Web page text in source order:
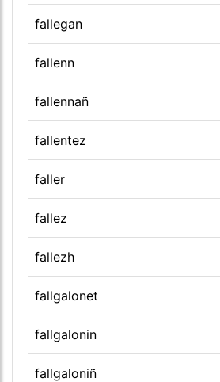
fallegan
fallenn
fallennañ
fallentez
faller
fallez
fallezh
fallgalonet
fallgalonin
fallgaloniñ